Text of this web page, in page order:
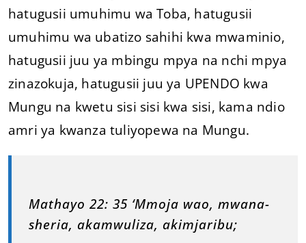
hatugusii umuhimu wa Toba, hatugusii
umuhimu wa ubatizo sahihi kwa mwaminio,
hatugusii juu ya mbingu mpya na nchi mpya
zinazokuja, hatugusii juu ya UPENDO kwa
Mungu na kwetu sisi sisi kwa sisi, kama ndio
amri ya kwanza tuliyopewa na Mungu.
Mathayo 22: 35 ‘Mmoja wao, mwana-
sheria, akamwuliza, akimjaribu;